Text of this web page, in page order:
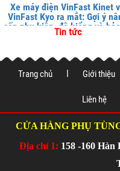
Xe máy điện VinFast Kinet
VinFast Kyo ra mắt: Gợi ý
cấp phụ kiện, độ kiểng và
xe tại
Tin tức
Trang chủ Giới thiệu
Liên hệ
CỬA HÀNG PHỤ
Địa chỉ 1: 158 -160